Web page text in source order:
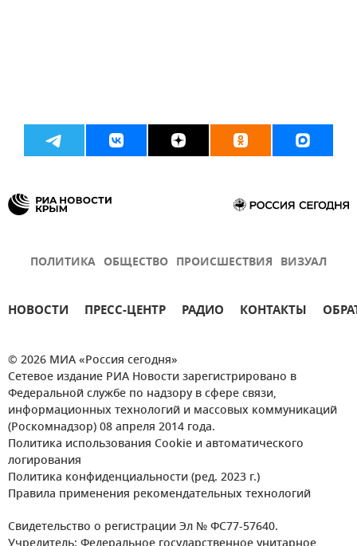
ПОЛИТИКА ОБЩЕСТВО ПРОИСШЕСТВИЯ ВИЗУАЛ
НОВОСТИ ПРЕСС-ЦЕНТР РАДИО КОНТАКТЫ
© 2026 МИА «Россия сегодня»
Сетевое издание РИА Новости зарегистрировано в
Федеральной службе по надзору в сфере связи,
информационных технологий и массовых коммуникаций
(Роскомнадзор) 08 апреля 2014 года.
Политика использования Cookie и автоматического
логирования
Политика конфиденциальности (ред. 2023 г.)
Правила применения рекомендательных технологий
Свидетельство о регистрации Эл № ФС77-57640.